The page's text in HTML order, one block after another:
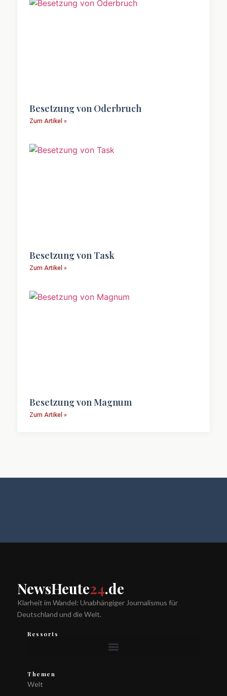
Besetzung von Oderbruch
Zum Artikel »
Besetzung von Task
Zum Artikel »
Besetzung von Magnum
Zum Artikel »
NewsHeute24.de
Klarheit im Wandel: Unabhängiger Journalismus für
Deutschland und die Welt.
Ressorts
Themen
Welt